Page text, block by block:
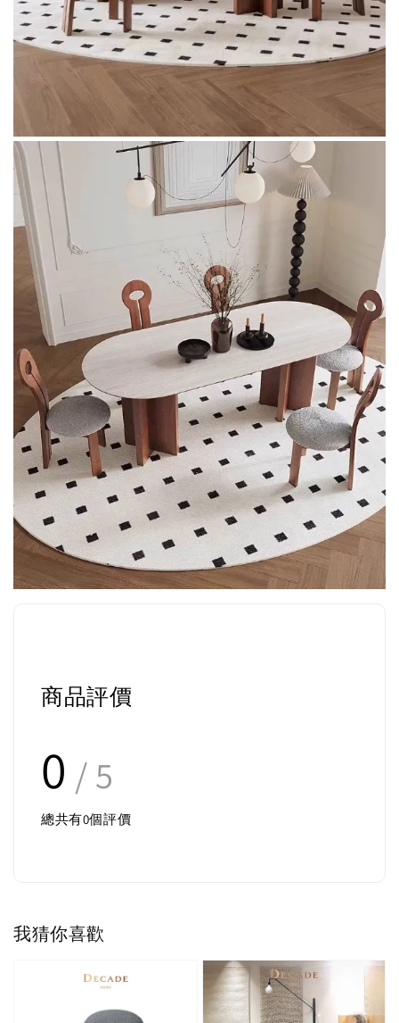
商品評價
0 / 5
總共有0個評價
我猜你喜歡